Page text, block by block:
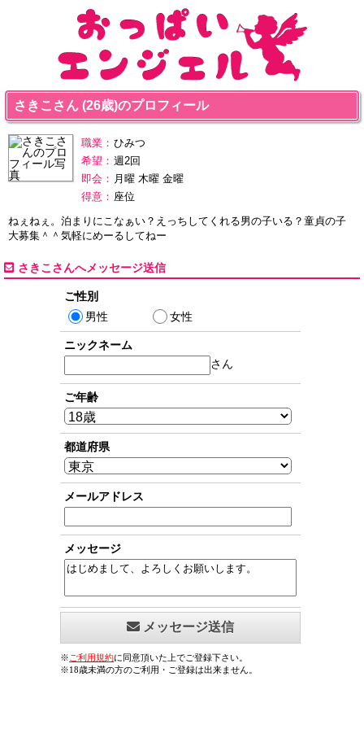
さきこさん (26歳)のプロフィール
職業： ひみつ
希望： 週2回
即会： 月曜 木曜 金曜
得意： 座位
ねぇねぇ。泊まりにこなぁい？えっちしてくれる男の子いる？童貞の子
大募集＾＾気軽にめーるしてねー
さきこさんへメッセージ送信